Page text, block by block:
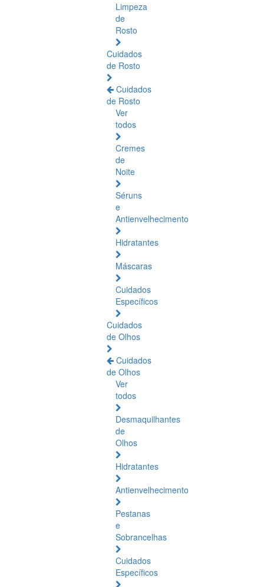
Limpeza
de
Rosto
Cuidados
de Rosto
Cuidados
de Rosto
Ver
todos
Cremes
de
Noite
Séruns
e
Antienvelhecimento
Hidratantes
Máscaras
Cuidados
Específicos
Cuidados
de Olhos
Cuidados
de Olhos
Ver
todos
Desmaquilhantes
de
Olhos
Hidratantes
Antienvelhecimento
Pestanas
e
Sobrancelhas
Cuidados
Específicos